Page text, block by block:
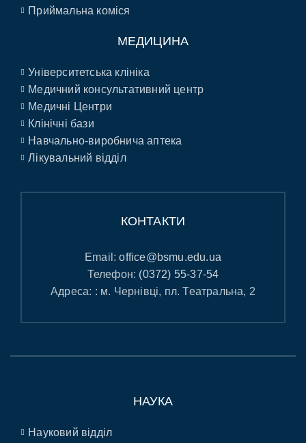
Приймальна коміся
МЕДИЦИНА
Університетська клініка
Медичний консультативний центр
Медичні Центри
Клінічні бази
Навчально-виробнича аптека
Лікувальний відділ
КОНТАКТИ
Email:office@bsmu.edu.ua
Телефон: (0372) 55-37-54
Адреса: : м. Чернівці, пл. Театральна, 2
НАУКА
Науковий відділ